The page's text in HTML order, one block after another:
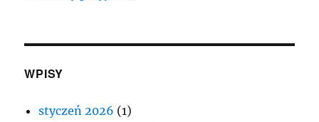
WPISY
styczeń 2026 (1)